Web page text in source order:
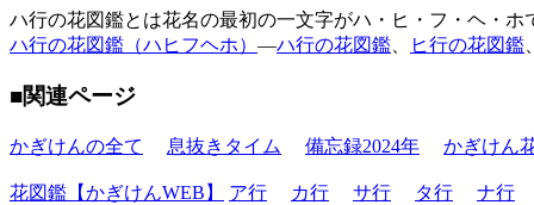
ハ行の花図鑑とは花名の最初の一文字がハ・ヒ・フ・ヘ・
ハ行の花図鑑（ハヒフヘホ） ―ハ行の花図鑑 ヒ行の花図鑑
■関連ページ
かぎけんの全て 息抜きタイム 備忘録2024年 かぎけん
花図鑑【かぎけんWEB】 ア行 カ行 サ行 タ行
ナ行